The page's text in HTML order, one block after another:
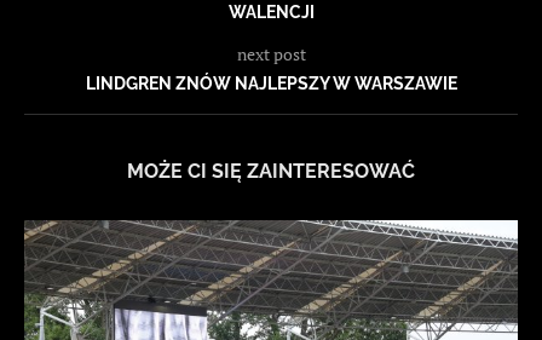
WALENCJI
next post
LINDGREN ZNÓW NAJLEPSZY W WARSZAWIE
MOŻE CI SIĘ ZAINTERESOWAĆ